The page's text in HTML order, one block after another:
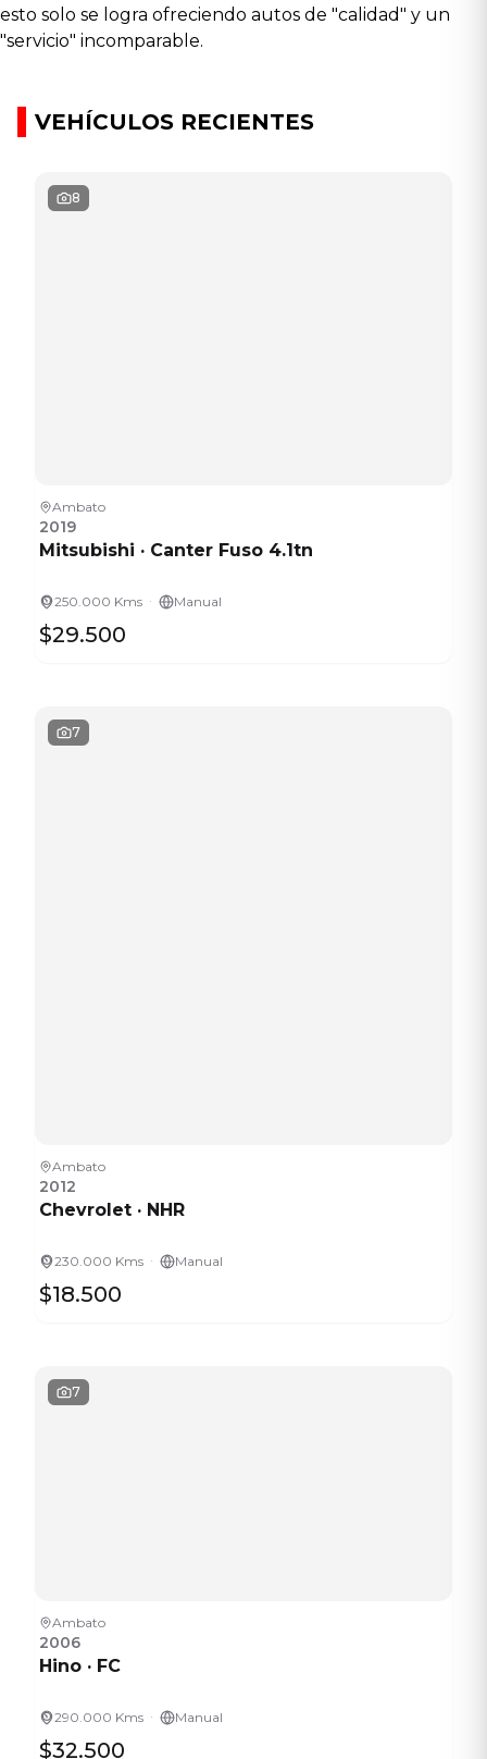
esto solo se logra ofreciendo autos de "calidad" y un
"servicio" incomparable.
VEHÍCULOS RECIENTES
8
Ambato
2019
Mitsubishi · Canter Fuso 4.1tn
250.000 Kms · Manual
$29.500
7
Ambato
2012
Chevrolet · NHR
230.000 Kms · Manual
$18.500
7
Ambato
2006
Hino · FC
290.000 Kms · Manual
$32.500